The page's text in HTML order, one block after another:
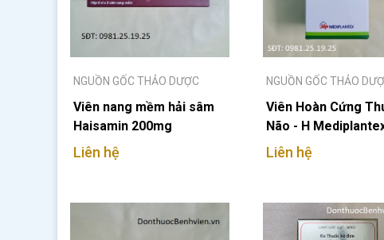
NGUỒN GỐC THẢO DƯỢC
Viên nang mềm hải sâm
Haisamin 200mg
Liên hệ
NGUỒN GỐC THẢO
Viên Hoàn Cứng
Não - H
Liên hệ